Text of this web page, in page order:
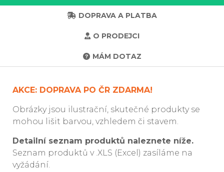
DOPRAVA A PLATBA
O PRODEJCI
MÁM DOTAZ
AKCE: DOPRAVA PO ČR ZDARMA!
Obrázky jsou ilustrační, skutečné produkty se
mohou lišit barvou, vzhledem či stavem.
Detailní seznam produktů naleznete níže.
Seznam produktů v .XLS (Excel) zasíláme na
vyžádání.